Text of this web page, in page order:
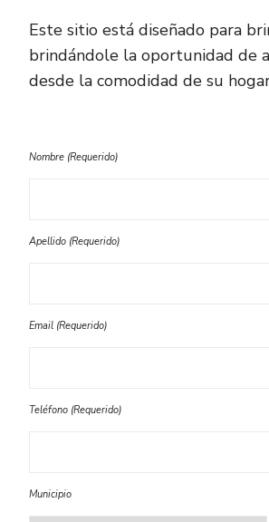
Este sitio está diseñado para
brindándole la oportunidad de
desde la comodidad de su
Nombre (Requerido)
Apellido (Requerido)
Email (Requerido)
Teléfono (Requerido)
Municipio